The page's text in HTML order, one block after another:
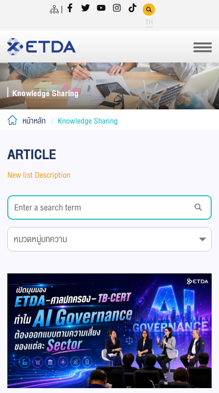
TH
Knowledge Sharing
หน้าหลัก Knowledge Sharing
ARTICLE
New list Description